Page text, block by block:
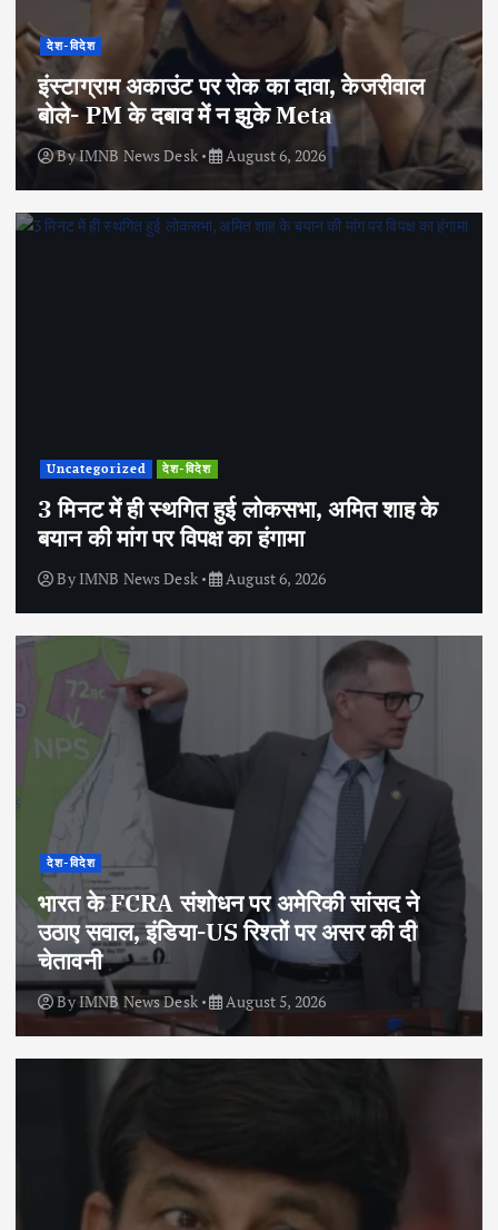
देश-विदेश
इंस्टाग्राम अकाउंट पर रोक का दावा, केजरीवाल
बोले- PM के दबाव में न झुके Meta
ByIMNB News Desk August 6, 2026
Uncategorized देश-विदेश
3 मिनट में ही स्थगित हुई लोकसभा, अमित शाह के
बयान की मांग पर विपक्ष का हंगामा
By IMNB News Desk August 6, 2026
देश-विदेश
भारत के FCRA संशोधन पर अमेरिकी सांसद ने
उठाए सवाल, इंडिया-US रिश्तों पर असर की दी
चेतावनी
ByIMNB News Desk August 5, 2026